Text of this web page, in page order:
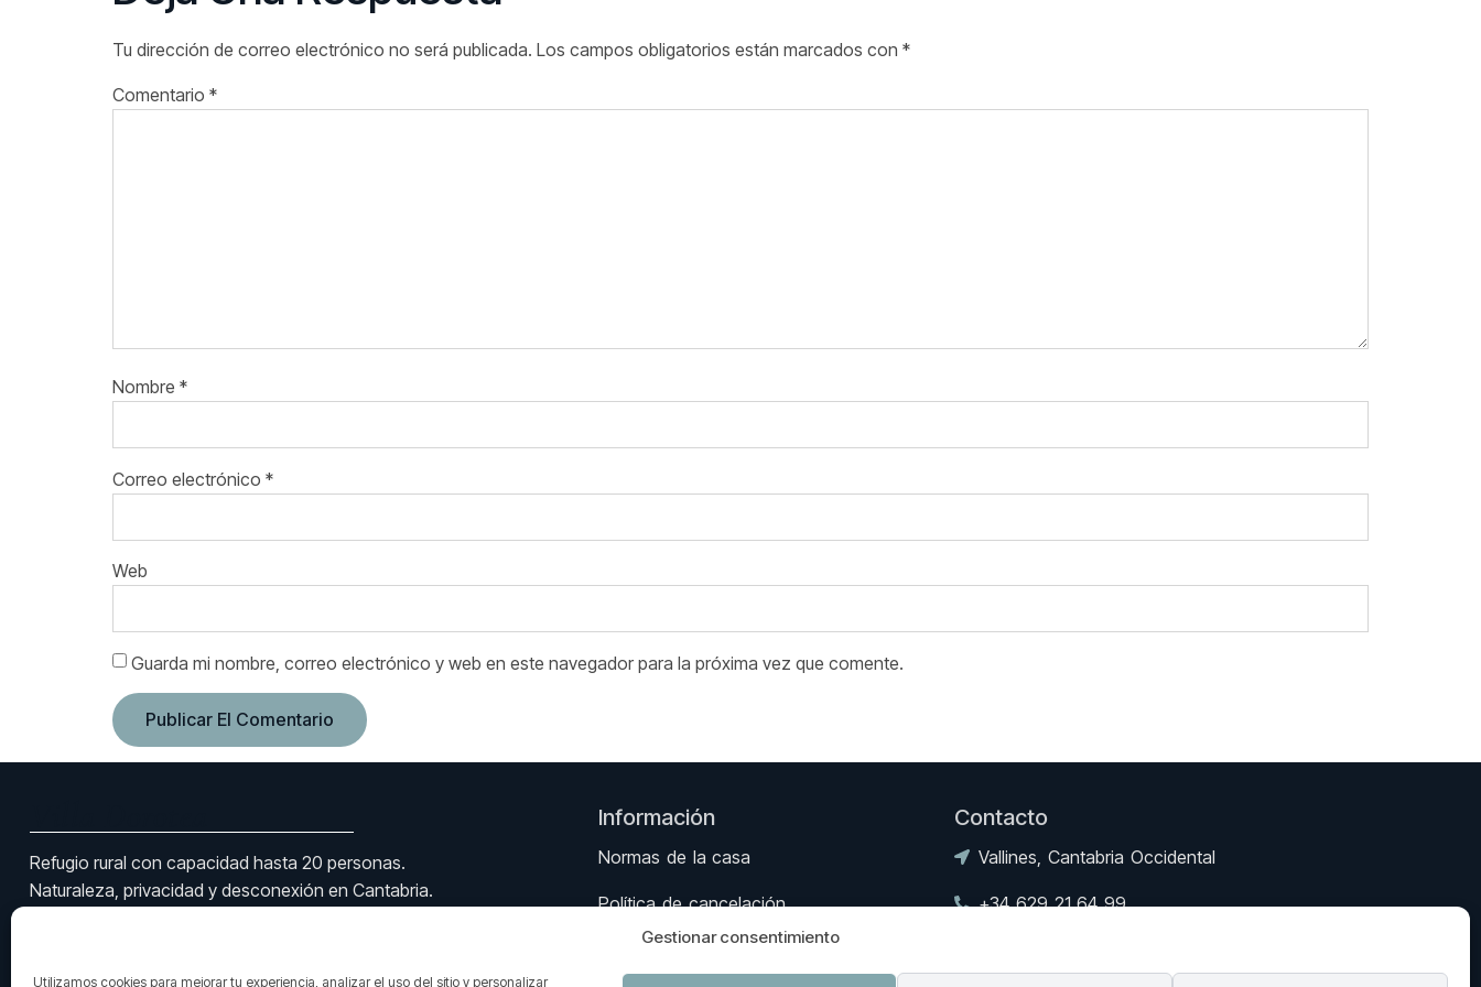
Gestionar consentimiento
Utilizamos cookies para mejorar tu experiencia, analizar el uso del sitio y personalizar
Tu dirección de correo electrónico no será publicada. Los campos obligatorios están marcados con *
Comentario *
Nombre *
Correo electrónico *
Web
Guarda mi nombre, correo electrónico y web en este navegador para la próxima vez que comente.
Refugio rural con capacidad hasta 20 personas.
Naturaleza, privacidad y desconexión en Cantabria.
Nº Registro Turismo: G4912
Información
Normas de la casa
Política de cancelación
Política de privacidad
Contacto
Vallines, Cantabria Occidental
+34 629 21 64 99